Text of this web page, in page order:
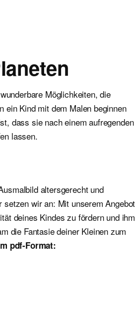
Möglichkeiten, die
ein Kind mit dem Malen beginnen
dass sie nach einem aufregenden
lassen.
altersgerecht und
wir an: Mit unserem Angebot
deines Kindes zu fördern und ihm
die Fantasie deiner Kleinen zum
pdf-Format: